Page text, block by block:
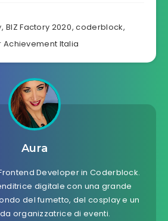
,BIZ Factory 2020,coderblock,
Achievement Italia
Aura
Developer in Coderblock.
digitale con una grande
del fumetto, del cosplay e un
organizzatrice di eventi.